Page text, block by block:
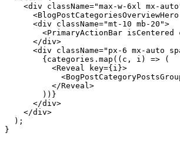
export default function
  const { categories } = props;
  return (
<div className="max-w-6xl mx-
<BlogPostCategoriesOverviewHero
      <div className="mt-10 mb-20">
<PrimaryActionBar isCentered
<div className="px-6 mx-auto
        {categories.map((c, i) => (
          <Reveal key={i}>
          </Reveal>
        ))}